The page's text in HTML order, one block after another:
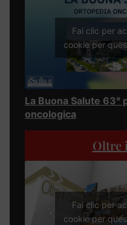
Fai clic per
cookie per
La Buona Salute 63°
oncologica
Oltre
Fai clic per
cookie per